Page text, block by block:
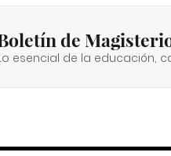
de
esencial de la educación,